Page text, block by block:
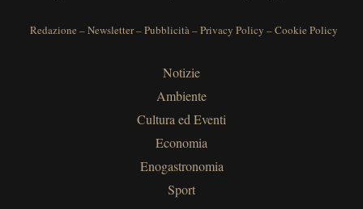
Redazione –Newsletter–Pubblicità–Privacy Policy –Cookie Policy
Notizie
Ambiente
Cultura ed Eventi
Economia
Enogastronomia
Sport